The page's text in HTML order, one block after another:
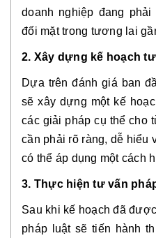
doanh nghiệp đang
đối mặt trong tương lai
2. Xây dựng kế hoạch
Dựa trên đánh giá ban
sẽ xây dựng một kế
các giải pháp cụ thể cho
cần phải rõ ràng, dễ hiểu
có thể áp dụng một cách
3. Thực hiện tư vấn
Sau khi kế hoạch đã
pháp luật sẽ tiến hành